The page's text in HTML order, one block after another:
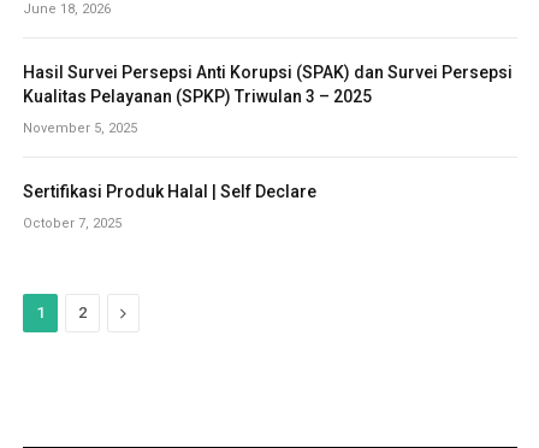
June 18, 2026
Hasil Survei Persepsi Anti Korupsi (SPAK) dan Survei Persepsi
Kualitas Pelayanan (SPKP) Triwulan 3 – 2025
November 5, 2025
Sertifikasi Produk Halal | Self Declare
October 7, 2025
1 2
N